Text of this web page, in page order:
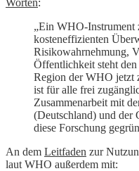
„Ein WHO-Instrument
kosteneffizienten
Risikowahrnehmung,
Öffentlichkeit steht
Region der WHO jetzt
ist für alle frei
Zusammenarbeit mit
(Deutschland) und der
diese Forschung
An dem Leitfaden zur
laut WHO außerdem mit: